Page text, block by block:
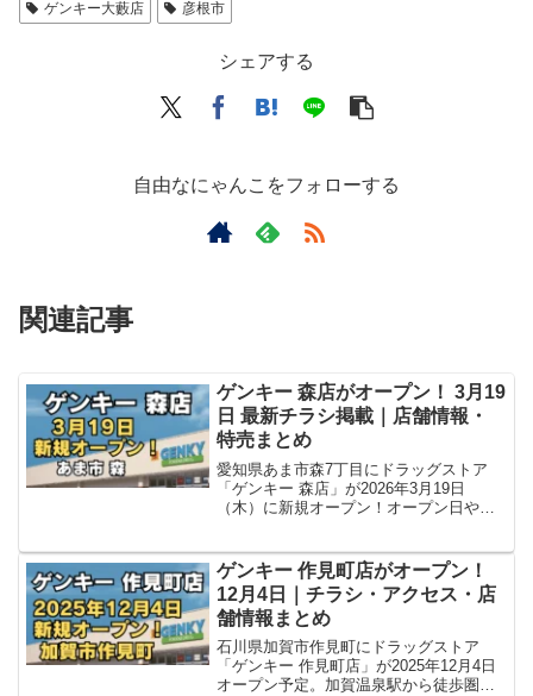
ゲンキー大藪店
彦根市
シェアする
自由なにゃんこをフォローする
関連記事
ゲンキー 森店がオープン！ 3月19
日 最新チラシ掲載｜店舗情報・
特売まとめ
愛知県あま市森7丁目にドラッグストア
「ゲンキー 森店」が2026年3月19日
（木）に新規オープン！オープン日や営
く紹介します。
ゲンキー 作見町店がオープン！
12月4日｜チラシ・アクセス・店
舗情報まとめ
石川県加賀市作見町にドラッグストア
「ゲンキー 作見町店」が2025年12月4日
オープン予定。加賀温泉駅から徒歩圏内